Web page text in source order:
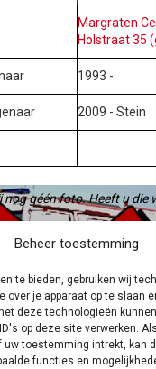
Beheer toestemming
te bieden, gebruiken wij
over je apparaat op te slaan
deze technologieën
op deze site verwerken.
toestemming intrekt, kan
functies en
Margraten
Holstraat 35
1993 -
2009 - Stein
nog géén foto. Heeft u die
die. Stuur hem op naar: